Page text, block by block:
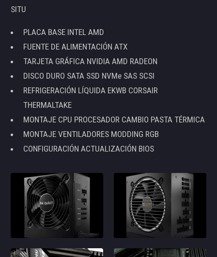
SITU
PLACA BASE INTEL AMD
FUENTE DE ALIMENTACIÓN ATX
TARJETA GRÁFICA NVIDIA AMD RADEON
DISCO DURO SATA SSD NVMe SAS SCSI
REFRIGERACIÓN LÍQUIDA EKWB CORSAIR
THERMALTAKE
MONTAJE CPU PROCESADOR CAMBIO PASTA TÉRMICA
MONTAJE VENTILADORES MODDING RGB
CONFIGURACIÓN ACTUALIZACIÓN BIOS